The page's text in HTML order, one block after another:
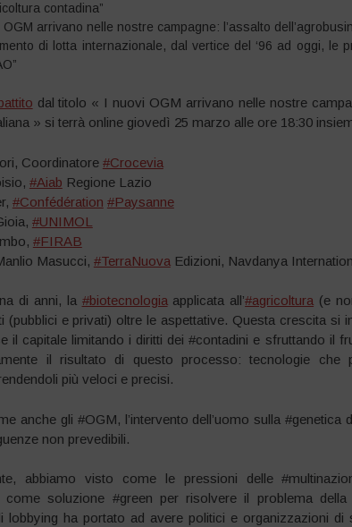
contadina”
OGM arrivano nelle nostre campagne: l’assalto
di lotta internazionale, dal vertice del ‘96 ad oggi, le
dal titolo « I nuovi OGM arrivano nelle nostre
» si terrà online giovedì 25 marzo alle ore 18:30
Coordinatore #Crocevia
#Aiab Regione Lazio
#Confédération #Paysanne
#UNIMOL
#FIRAB
Masucci, #TerraNuova Edizioni, Navdanya
di anni, la #biotecnologiaapplicata all’#agricoltura (e
(pubblici e privati) oltre le aspettative. Questa crescita si
il capitale limitando i diritti dei #contadini e sfruttando il
il risultato di questo processo: tecnologie che
più veloci e precisi.
anche gli #OGM, l’intervento dell’uomo sulla
non prevedibili.
abbiamo visto come le pressioni delle
come soluzione #green per risolvere il problema
lobbying ha portato ad avere politici e organizzazioni